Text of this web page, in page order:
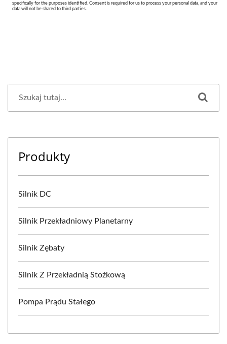
Produkty
Silnik DC
Silnik Przekładniowy Planetarny
Silnik Zębaty
Silnik Z Przekładnią Stożkową
Pompa Prądu Stałego